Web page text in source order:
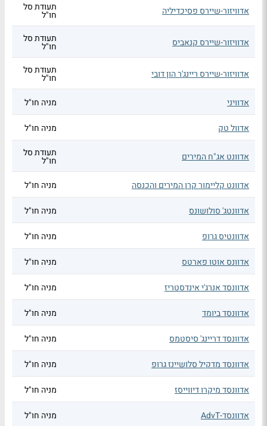
אדוויזור-שיירס פסיכדיליה תעודת סל
חו"ל
אדוויזור-שיירס קנאביס תעודת סל
חו"ל
אדוויזור-שיירס ריינג'ר הון דובי תעודת סל
חו"ל
אדוויני
מניה חו"ל
אדוול טק מניה חו"ל
אדוונט אג"ח המירים תעודת סל
חו"ל
אדוונט קליימור קרן המירים והכנסה
מניה חו"ל
אדוונטג' סולושונס מניה חו"ל
אדוונטיס גרופ מניה חו"ל
אדוונס אוטו פארטס מניה חו"ל
אדוונסד אנרג'י אינדסטריז מניה חו"ל
אדוונסד ביומד מניה חו"ל
אדוונסד דריינג' סיסטמס מניה חו"ל
אדוונסד מדקיל סלושיינז גרופ מניה חו"ל
אדוונסד מיקרו דיווייסז מניה חו"ל
אדוונסד-AdvT מניה חו"ל